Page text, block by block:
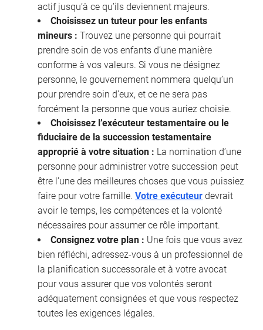
actif jusqu’à ce qu’ils deviennent majeurs.
Choisissez un tuteur pour les enfants
mineurs : Trouvez une personne qui pourrait
prendre soin de vos enfants d’une manière
conforme à vos valeurs. Si vous ne désignez
personne, le gouvernement nommera quelqu’un
pour prendre soin d’eux, et ce ne sera pas
forcément la personne que vous auriez choisie.
Choisissez l’exécuteur testamentaire ou le
fiduciaire de la succession testamentaire
approprié à votre situation : La nomination d’une
personne pour administrer votre succession peut
être l’une des meilleures choses que vous puissiez
faire pour votre famille. Votre exécuteur devrait
avoir le temps, les compétences et la volonté
nécessaires pour assumer ce rôle important.
Consignez votre plan : Une fois que vous avez
bien réfléchi, adressez-vous à un professionnel de
la planification successorale et à votre avocat
pour vous assurer que vos volontés seront
adéquatement consignées et que vous respectez
toutes les exigences légales.